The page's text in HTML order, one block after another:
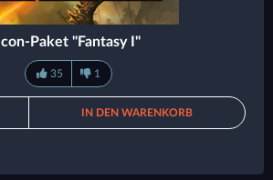
Icon-Paket "Fantasy I"
35 1
IN DEN WARENKORB